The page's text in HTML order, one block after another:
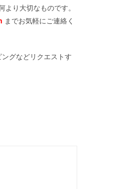
り大切なものです。
までお気軽にご連絡く
グなどリクエストす